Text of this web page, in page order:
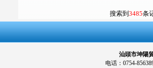
搜索到 3485条
汕頭市坤陽
电话：0754-